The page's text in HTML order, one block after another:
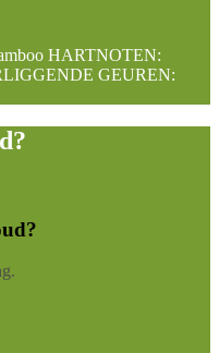
HARTNOTEN:
GEUREN: